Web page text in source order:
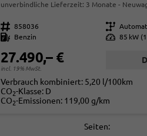
unverbindliche Lieferzeit: 3 Monate
Fahrzeugnr. 858036 Getriebe
Kraftstoff
Benzin Leistung 85 kW
27.490,– €
incl. 19% MwSt.
Verbrauch kombiniert: 5,20 l/100km
CO2-Klasse: D
CO2-Emissionen: 119,00 g/km
Seiten: